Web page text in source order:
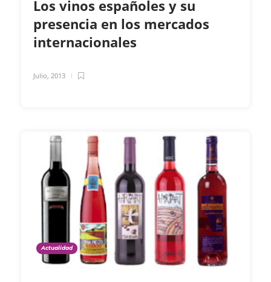
Los vinos españoles y su
presencia en los mercados
internacionales
Julio, 2013
Actualidad